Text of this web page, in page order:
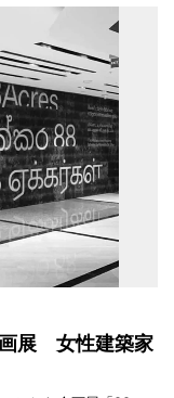
画展 女性建築家